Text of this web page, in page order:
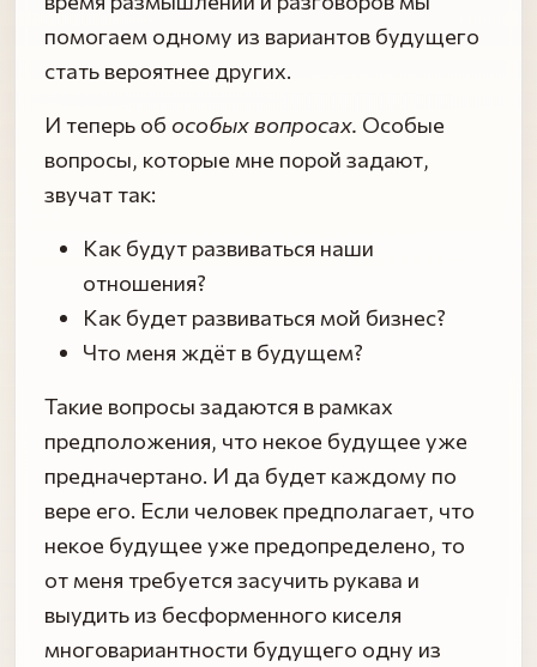
помогаем одному из вариантов будущего
стать вероятнее других.
И теперь об особых вопросах. Особые
вопросы, которые мне порой задают,
звучат так:
Как будут развиваться наши
отношения?
Как будет развиваться мой бизнес?
Что меня ждёт в будущем?
Такие вопросы задаются в рамках
предположения, что некое будущее уже
предначертано. И да будет каждому по
вере его. Если человек предполагает, что
некое будущее уже предопределено, то
от меня требуется засучить рукава и
выудить из бесформенного киселя
многовариантности будущего одну из